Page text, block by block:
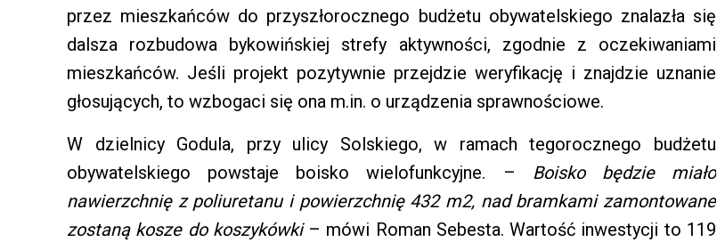
przez mieszkańców do przyszłorocznego budżetu obywatelskiego znalazła się
dalsza rozbudowa bykowińskiej strefy aktywności, zgodnie z oczekiwaniami
mieszkańców. Jeśli projekt pozytywnie przejdzie weryfikację i znajdzie uznanie
głosujących, to wzbogaci się ona m.in. o urządzenia sprawnościowe.
W dzielnicy Godula, przy ulicy Solskiego, w ramach tegorocznego budżetu
obywatelskiego powstaje boisko wielofunkcyjne. – Boisko będzie miało
nawierzchnię z poliuretanu i powierzchnię 432 m2, nad bramkami zamontowane
zostaną kosze do koszykówki– mówi Roman Sebesta. Wartość inwestycji to 119